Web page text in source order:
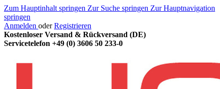
Zum Hauptinhalt springen Zur Suche springen Zur Hauptnavigation
springen
Anmelden oder Registrieren
Kostenloser Versand & Rückversand (DE)
Servicetelefon +49 (0) 3606 50 233-0